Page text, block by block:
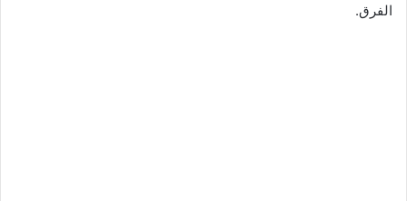
الفرق.